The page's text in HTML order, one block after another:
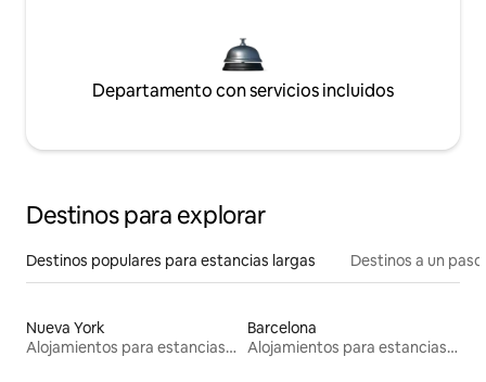
Departamento con servicios incluidos
Destinos para explorar
Destinos populares para estancias largas Destinos a un
Nueva York
Alojamientos para estancias largas
Barcelona
Alojamientos para estancias largas